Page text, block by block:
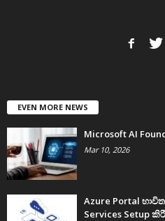
EVEN MORE NEWS
Microsoft AI
Mar 10, 2026
Azure Portal
Services Setup